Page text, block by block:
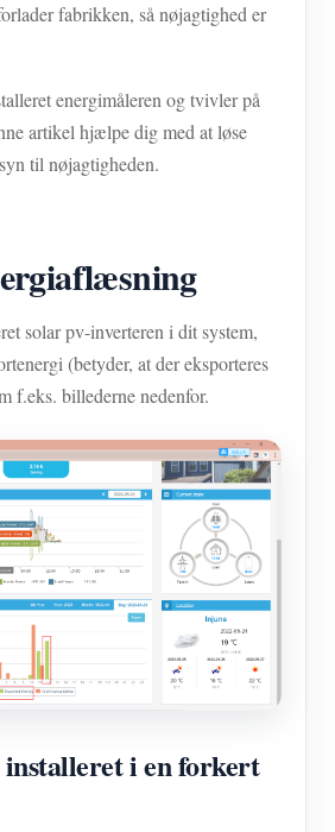
fabrikken, så nøjagtighed er
energimåleren og tvivler på
artikel hjælpe dig med at løse
til nøjagtigheden.
solar pv-inverteren i dit system,
(betyder, at der eksporteres
f.eks. billederne nedenfor.
i en forkert